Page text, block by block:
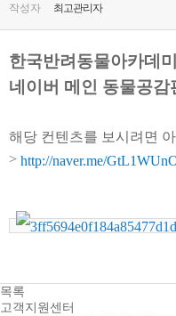
작성자
최고관리자
한국반려동물아카데
네이버 메인 동물공
해당 컨텐츠를 보시려면
> http://naver.me/
목록
고객지원센터